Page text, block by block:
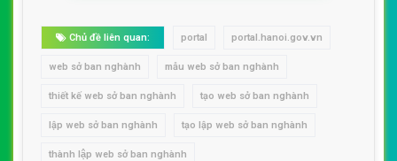
Chủ đề liên quan: portal portal.hanoi.gov.vn
web sở ban nghành mẫu web sở ban nghành
thiết kế web sở ban nghành tạo web sở ban nghành
lập web sở ban nghành tạo lập web sở ban nghành
thành lập web sở ban nghành